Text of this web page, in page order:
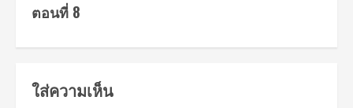
ตอนที่ 8
ใส่ความเห็น